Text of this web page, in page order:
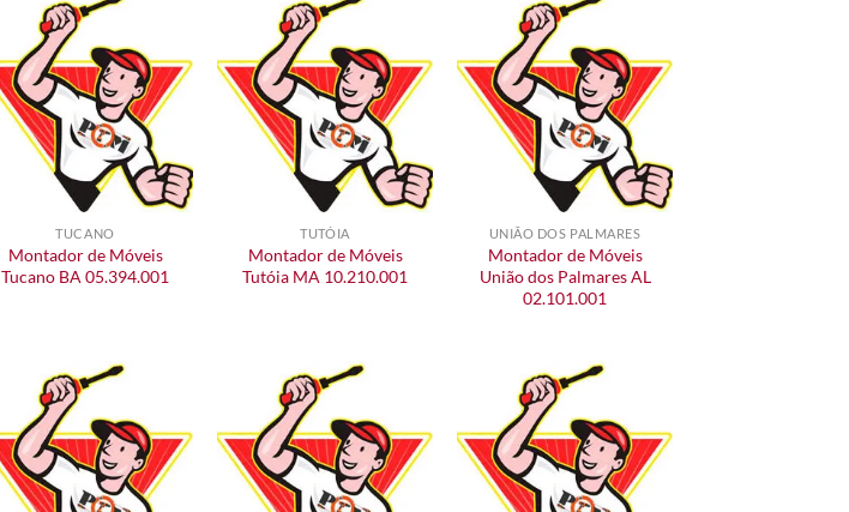
TUCANO
Montador de Móveis
Tucano BA 05.394.001
TUTÓIA
Montador de Móveis
Tutóia MA 10.210.001
UNIÃO DOS PALMARES
Montador de Móveis
União dos Palmares AL
02.101.001